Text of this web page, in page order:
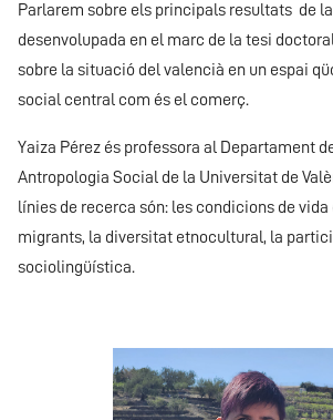
Parlarem sobre els principals resultats de
desenvolupada en el marc de la tesi
sobre la situació del valencià en un espai
social central com és el comerç.
Yaiza Pérez és professora al Departament
Antropologia Social de la Universitat de
línies de recerca són: les condicions de vida
migrants, la diversitat etnocultural, la
sociolingüística.